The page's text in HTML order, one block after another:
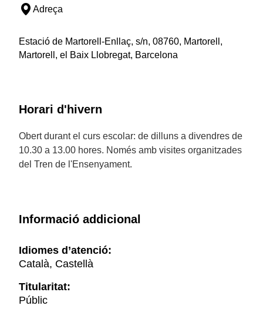
Adreça
Estació de Martorell-Enllaç, s/n, 08760, Martorell,
Martorell, el Baix Llobregat, Barcelona
Horari d'hivern
Obert durant el curs escolar: de dilluns a divendres de
10.30 a 13.00 hores. Només amb visites organitzades
del Tren de l'Ensenyament.
Informació addicional
Idiomes d’atenció:
Català, Castellà
Titularitat:
Públic